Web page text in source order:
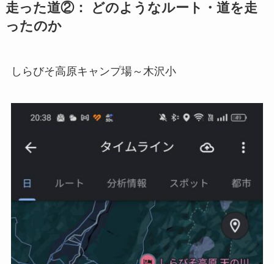
走った道②： どのようなルート・道を走
ったのか
しらびそ高原キャンプ場～木沢小